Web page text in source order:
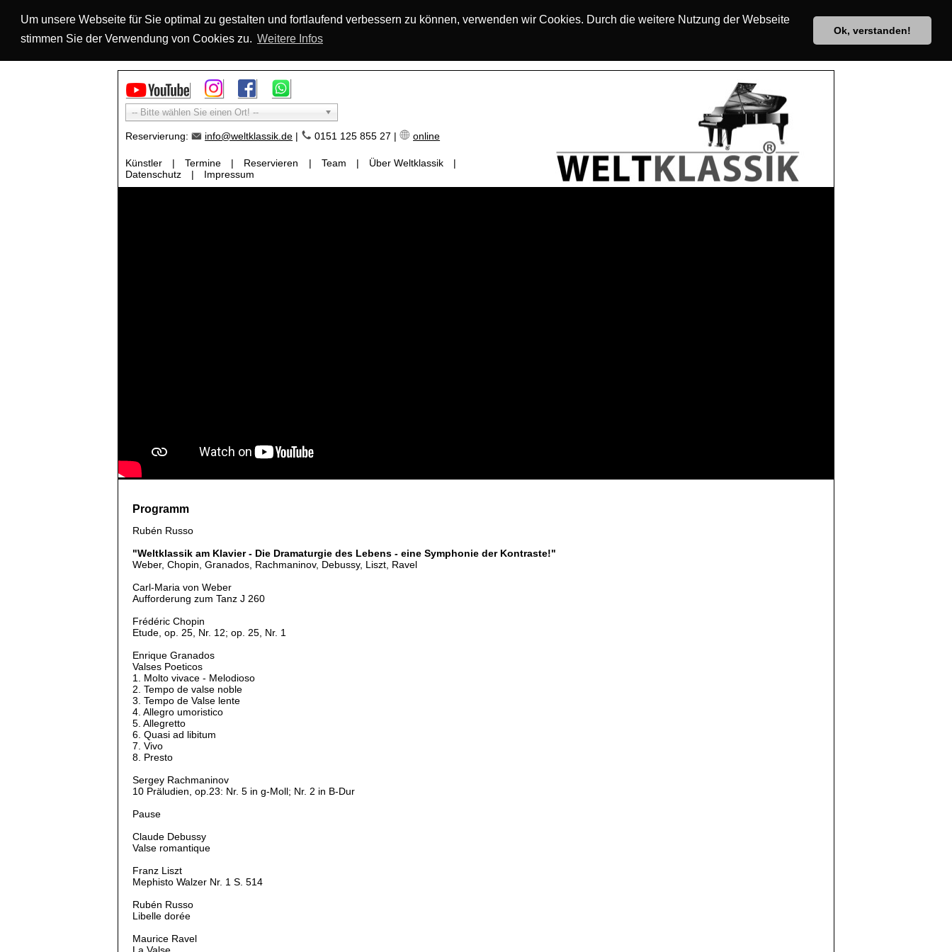
Um unsere Webseite für Sie optimal zu gestalten und fortlaufend verbessern zu können, verwenden wir Cookies. Durch die weitere Nutzung der Webseite
stimmen Sie der Verwendung von Cookies zu. Weitere Infos
Ok, verstanden!
-- Bitte wählen Sie einen Ort! --
Reservierung: info@weltklassik.de | 0151 125 855 27 | online
Künstler | Termine | Reservieren | Team | Über Weltklassik
|
Datenschutz
| Impressum
Programm
Rubén Russo
"Weltklassik am Klavier - Die Dramaturgie des Lebens - eine Symphonie der Kontraste!"
Weber, Chopin, Granados, Rachmaninov, Debussy, Liszt, Ravel
Carl-Maria von Weber
Aufforderung zum Tanz J 260
Frédéric Chopin
Etude, op. 25, Nr. 12; op. 25, Nr. 1
Enrique Granados
Valses Poeticos
1. Molto vivace - Melodioso
2. Tempo de valse noble
3. Tempo de Valse lente
4. Allegro umoristico
5. Allegretto
6. Quasi ad libitum
7. Vivo
8. Presto
Sergey Rachmaninov
10 Präludien, op.23: Nr. 5 in g-Moll; Nr. 2 in B-Dur
Pause
Claude Debussy
Valse romantique
Franz Liszt
Mephisto Walzer Nr. 1 S. 514
Rubén Russo
Libelle dorée
Maurice Ravel